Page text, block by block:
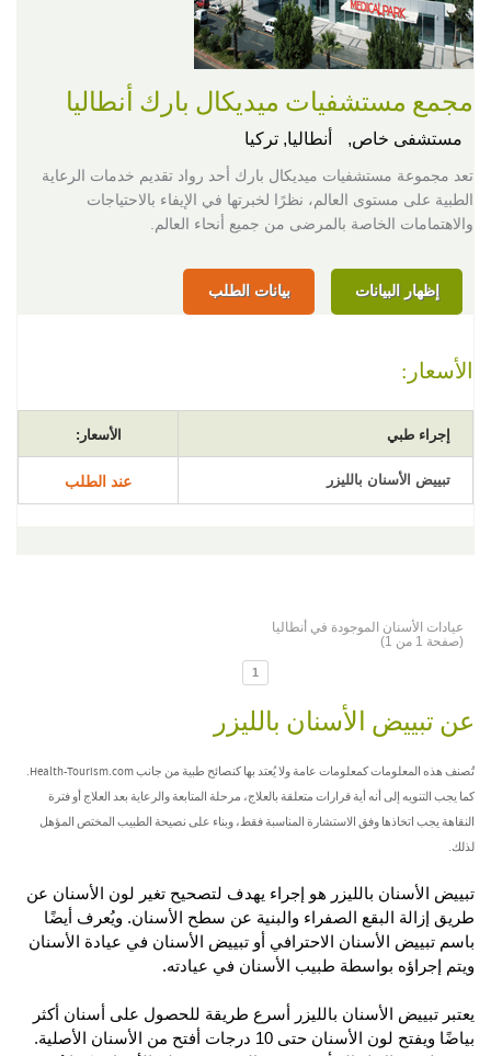
مجمع مستشفيات ميديكال بارك أنطاليا
مستشفى خاص, أنطاليا, تركيا
تعد مجموعة مستشفيات ميديكال بارك أحد رواد تقديم خدمات الرعاية
الطبية على مستوى العالم، نظرًا لخبرتها في الإيفاء بالاحتياجات
والاهتمامات الخاصة بالمرضى من جميع أنحاء العالم.
إظهار البيانات بيانات الطلب
الأسعار:
إجراء طبي الأسعار:
تبييض الأسنان بالليزر عند الطلب
عيادات الأسنان الموجودة في أنطاليا
(صفحة 1 من 1)
1
عن تبييض الأسنان بالليزر
تُصنف هذه المعلومات كمعلومات عامة ولا يُعتد بها كنصائح طبية من جانب Health-Tourism.com.
كما يجب التنويه إلى أنه أية قرارات متعلقة بالعلاج، مرحلة المتابعة والرعاية بعد العلاج أو فترة
النقاهة يجب اتخاذها وفق الاستشارة المناسبة فقط، وبناء على نصيحة الطبيب المختص المؤهل
لذلك.
تبييض الأسنان بالليزر هو إجراء يهدف لتصحيح تغير لون الأسنان عن
طريق إزالة البقع الصفراء والبنية عن سطح الأسنان. ويُعرف أيضًا
باسم تبييض الأسنان الاحترافي أو تبييض الأسنان في عيادة الأسنان
ويتم إجراؤه بواسطة طبيب الأسنان في عيادته.
يعتبر تبييض الأسنان بالليزر أسرع طريقة للحصول على أسنان أكثر
بياضًا ويفتح لون الأسنان حتى 10 درجات أفتح من الأسنان الأصلية.